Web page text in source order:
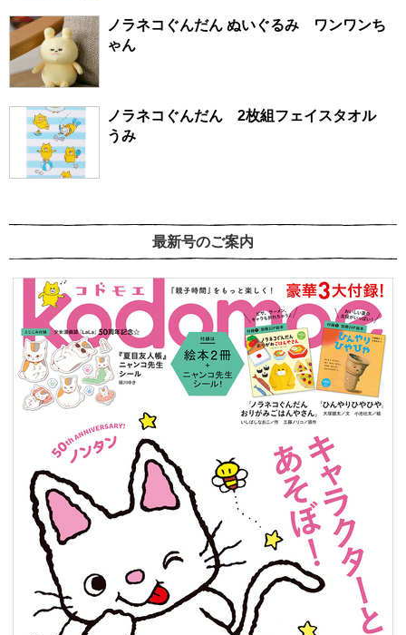
ノラネコぐんだん ぬいぐるみ ワンワンち
ゃん
ノラネコぐんだん 2枚組フェイスタオル
うみ
最新号のご案内